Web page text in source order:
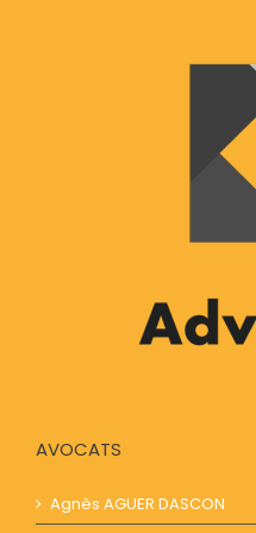
AVOCATS
Agnès AGUER​​ DASCON